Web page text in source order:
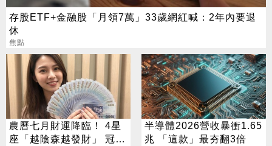
存股ETF+金融股「月領7萬」33歲網紅喊：2年內要退
休
焦點
農曆七月財運降臨！ 4星
座「越陰森越發財」 冠軍
半導體2026營收暴衝1.65
兆 「這款」最夯翻3倍